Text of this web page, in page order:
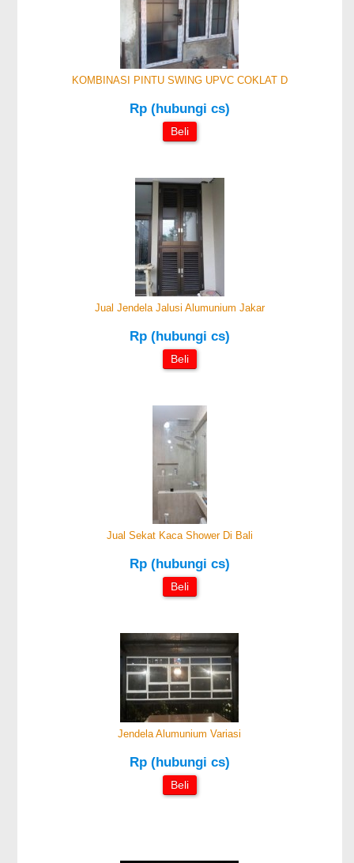
KOMBINASI PINTU SWING UPVC COKLAT D
Rp (hubungi cs)
Beli
Jual Jendela Jalusi Alumunium Jakar
Rp (hubungi cs)
Beli
Jual Sekat Kaca Shower Di Bali
Rp (hubungi cs)
Beli
Jendela Alumunium Variasi
Rp (hubungi cs)
Beli